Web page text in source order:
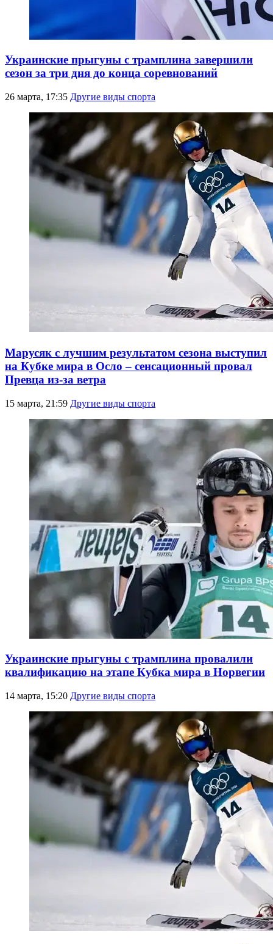
Украинские прыгуны с трамплина завершили
сезон за три дня до конца соревнований
26 марта, 17:35 Другие виды спорта
Марусяк с лучшим результатом сезона выступил
на Кубке мира в Осло – сенсационный провал
Превца из-за ветра
15 марта, 21:59 Другие виды спорта
Украинские прыгуны с трамплина провалили
квалификацию на этапе Кубка мира в Норвегии
14 марта, 15:20 Другие виды спорта